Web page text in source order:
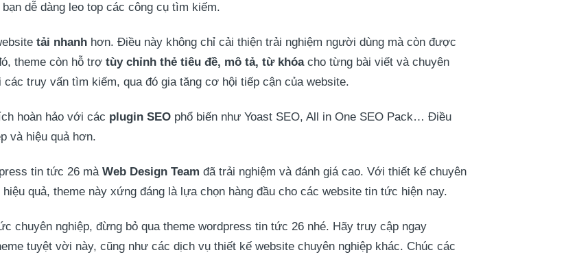
dễ dàng leo top các công cụ tìm kiếm.
tải nhanh hơn. Điều này không chỉ cải thiện trải nghiệm người dùng mà còn được
theme còn hỗ trợ tùy chỉnh thẻ tiêu đề, mô tả, từ khóacho từng bài viết và chuyên
truy vấn tìm kiếm, qua đó gia tăng cơ hội tiếp cận của website.
hoàn hảo với các plugin SEO phổ biến như Yoast SEO, All in One SEO Pack… Điều
và hiệu quả hơn.
tin tức 26 mà Web Design Team đã trải nghiệm và đánh giá cao. Với thiết kế chuyên
quả, theme này xứng đáng là lựa chọn hàng đầu cho các website tin tức hiện nay.
chuyên nghiệp, đừng bỏ qua theme wordpress tin tức 26 nhé. Hãy truy cập ngay
tuyệt vời này, cũng như các dịch vụ thiết kế website chuyên nghiệp khác. Chúc các